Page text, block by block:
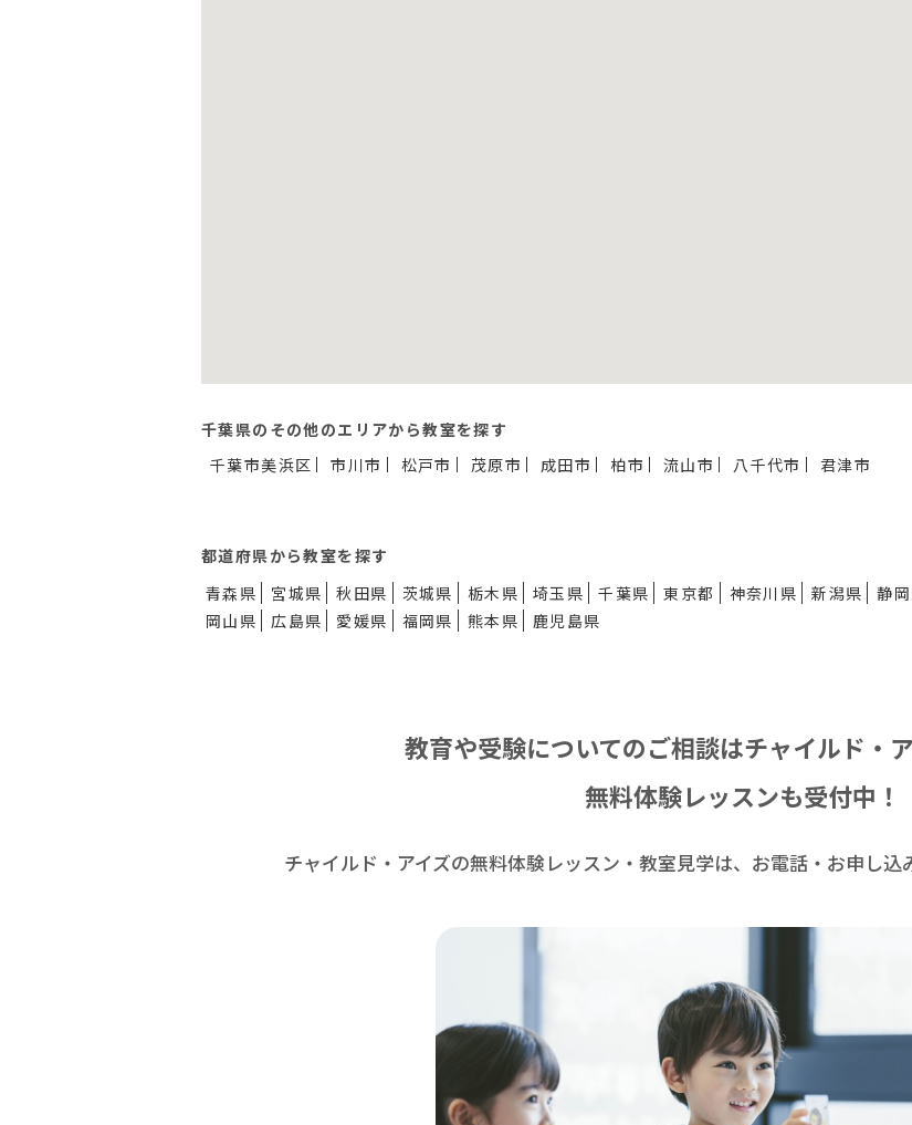
千葉県のその他のエリアから教室を探す
千葉市美浜区
市川市 松戸市 茂原市 成田市 柏市 流山市 八千代市 君津市
都道府県から教室を探す
青森県
宮城県 秋田県 茨城県 栃木県 埼玉県 千葉県 東京都 神奈川県 新潟県 静
岡山県
広島県 愛媛県 福岡県 熊本県 鹿児島県
教育や受験についてのご相談はチャイルド・
無料体験レッスンも受付中！
チャイルド・アイズの無料体験レッスン・ 教室見学は、お電話・お申し込